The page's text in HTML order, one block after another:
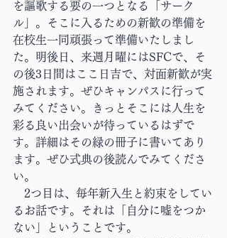
を謳歌する要の一つとなる「サーク
ル」。そこに入るための新歓の準備を
在校生一同頑張って準備いたしまし
た。明後日、来週月曜にはSFCで、そ
の後3日間はここ日吉で、対面新歓が実
施されます。ぜひキャンパスに行って
みてください。きっとそこには人生を
彩る良い出会いが待っているはずで
す。詳細はその緑の冊子に書いてあり
ます。ぜひ式典の後読んでみてくださ
い。
2つ目は、毎年新入生と約束をしてい
るお話です。それは「自分に嘘をつか
ない」ということです。